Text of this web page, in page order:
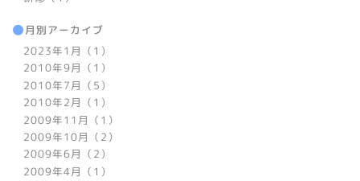
月別アーカイブ
2023年1月（1）
2010年9月（1）
2010年7月（5）
2010年2月（1）
2009年11月（1）
2009年10月（2）
2009年6月（2）
2009年4月（1）